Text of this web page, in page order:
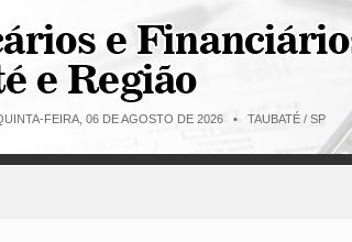
FEIRA, 06 DE AGOSTO DE 2026 • TAUBATÉ / SP